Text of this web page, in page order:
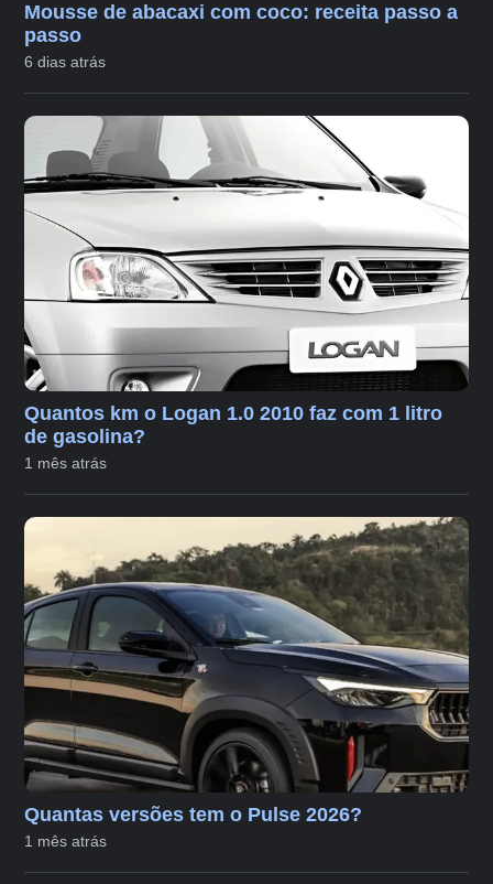
Mousse de abacaxi com coco: receita passo a
passo
6 dias atrás
Quantos km o Logan 1.0 2010 faz com 1 litro
de gasolina?
1 mês atrás
Quantas versões tem o Pulse 2026?
1 mês atrás